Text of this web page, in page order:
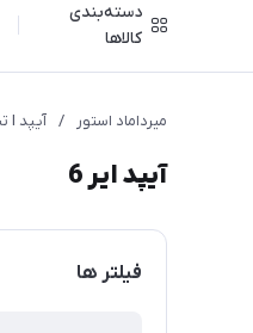
دسته‌بندی
کالاها
میرداماد استور / آیپد I تبلت
آیپد ایر 6
فیلتر ها